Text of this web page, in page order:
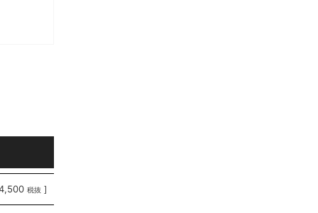
税抜 ]